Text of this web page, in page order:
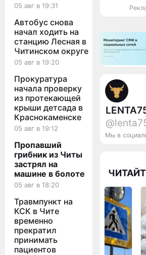
05 авг в 19:31
Автобус снова
начал ходить на
станцию Лесная в
Читинском округе
05 авг в 19:20
Прокуратура
начала проверку
из протекающей
крыши детсада в
Краснокаменске
05 авг в 19:12
Пропавший
грибник из Читы
застрял на
машине в болоте
05 авг в 18:20
Травмпункт на
КСК в Чите
временно
прекратил
принимать
пациентов
Мы в